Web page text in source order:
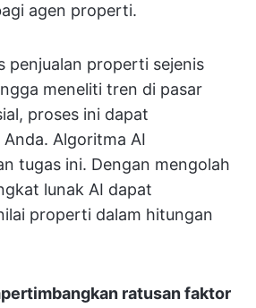
agen properti.
penjualan properti sejenis
meneliti tren di pasar
proses ini dapat
Algoritma AI
tugas ini. Dengan mengolah
lunak AI dapat
properti dalam hitungan
ratusan faktor